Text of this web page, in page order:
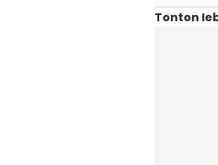
Tonton